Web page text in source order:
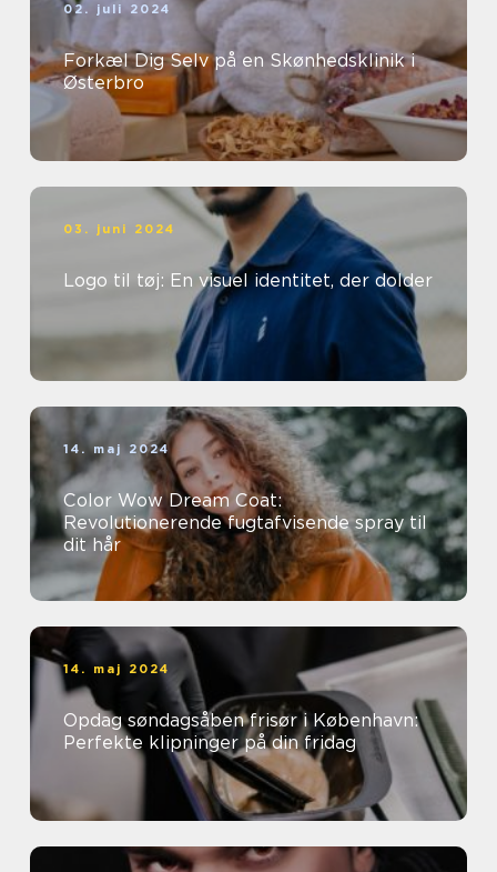
02. juli 2024
Forkæl Dig Selv på en Skønhedsklinik i
Østerbro
03. juni 2024
Logo til tøj: En visuel identitet, der dolder
14. maj 2024
Color Wow Dream Coat:
Revolutionerende fugtafvisende spray til
dit hår
14. maj 2024
Opdag søndagsåben frisør i København:
Perfekte klipninger på din fridag